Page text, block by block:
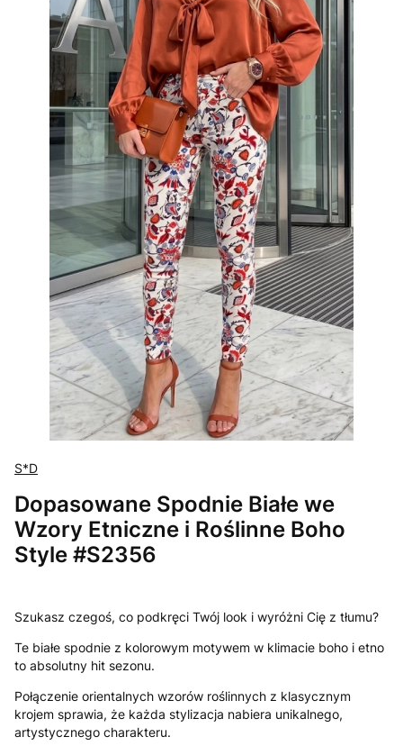
S*D
Dopasowane Spodnie Białe we
Wzory Etniczne i Roślinne Boho
Style #S2356
Szukasz czegoś, co podkręci Twój look i wyróżni Cię z tłumu?
Te białe spodnie z kolorowym motywem w klimacie boho i etno
to absolutny hit sezonu.
Połączenie orientalnych wzorów roślinnych z klasycznym
krojem sprawia, że każda stylizacja nabiera unikalnego,
artystycznego charakteru.